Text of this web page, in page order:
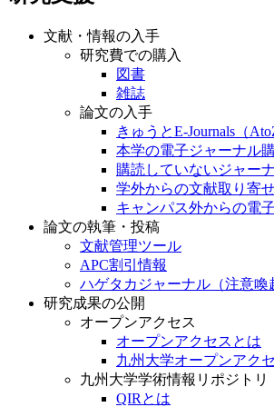
文献・情報の入手
研究費での購入
図書
雑誌
論文の入手
きゅうとE-Journals（
本学の電子ジャーナル
購読していないジャー
学外からの文献取り寄
キャンパス外からの電
論文の執筆・投稿
文献管理ツール
APC割引情報
ハゲタカジャーナル（注意喚
研究成果の公開
オープンアクセス
オープンアクセスとは
九州大学オープンアク
九州大学学術情報リポジトリ
QIRとは